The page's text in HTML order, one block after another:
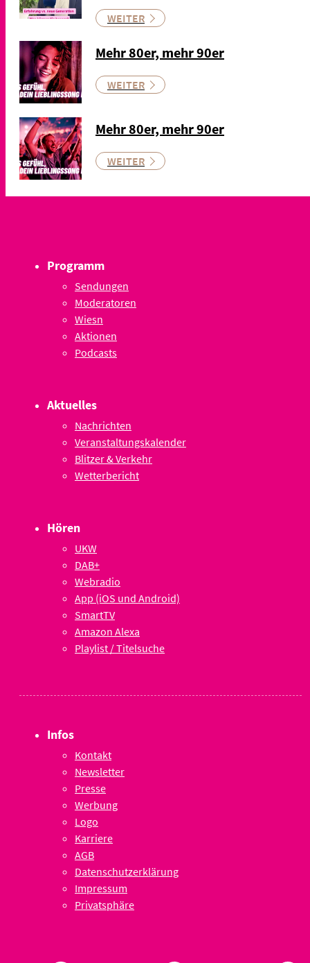
WEITER
Mehr 80er, mehr 90er
WEITER
Mehr 80er, mehr 90er
WEITER
Programm
Sendungen
Moderatoren
Wiesn
Aktionen
Podcasts
Aktuelles
Nachrichten
Veranstaltungskalender
Blitzer & Verkehr
Wetterbericht
Hören
UKW
DAB+
Webradio
App (iOS und Android)
SmartTV
Amazon Alexa
Playlist / Titelsuche
Infos
Kontakt
Newsletter
Presse
Werbung
Logo
Karriere
AGB
Datenschutzerklärung
Impressum
Privatsphäre